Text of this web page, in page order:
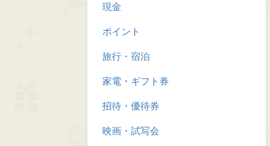
現金
ポイント
旅行・宿泊
家電・ギフト券
招待・優待券
映画・試写会